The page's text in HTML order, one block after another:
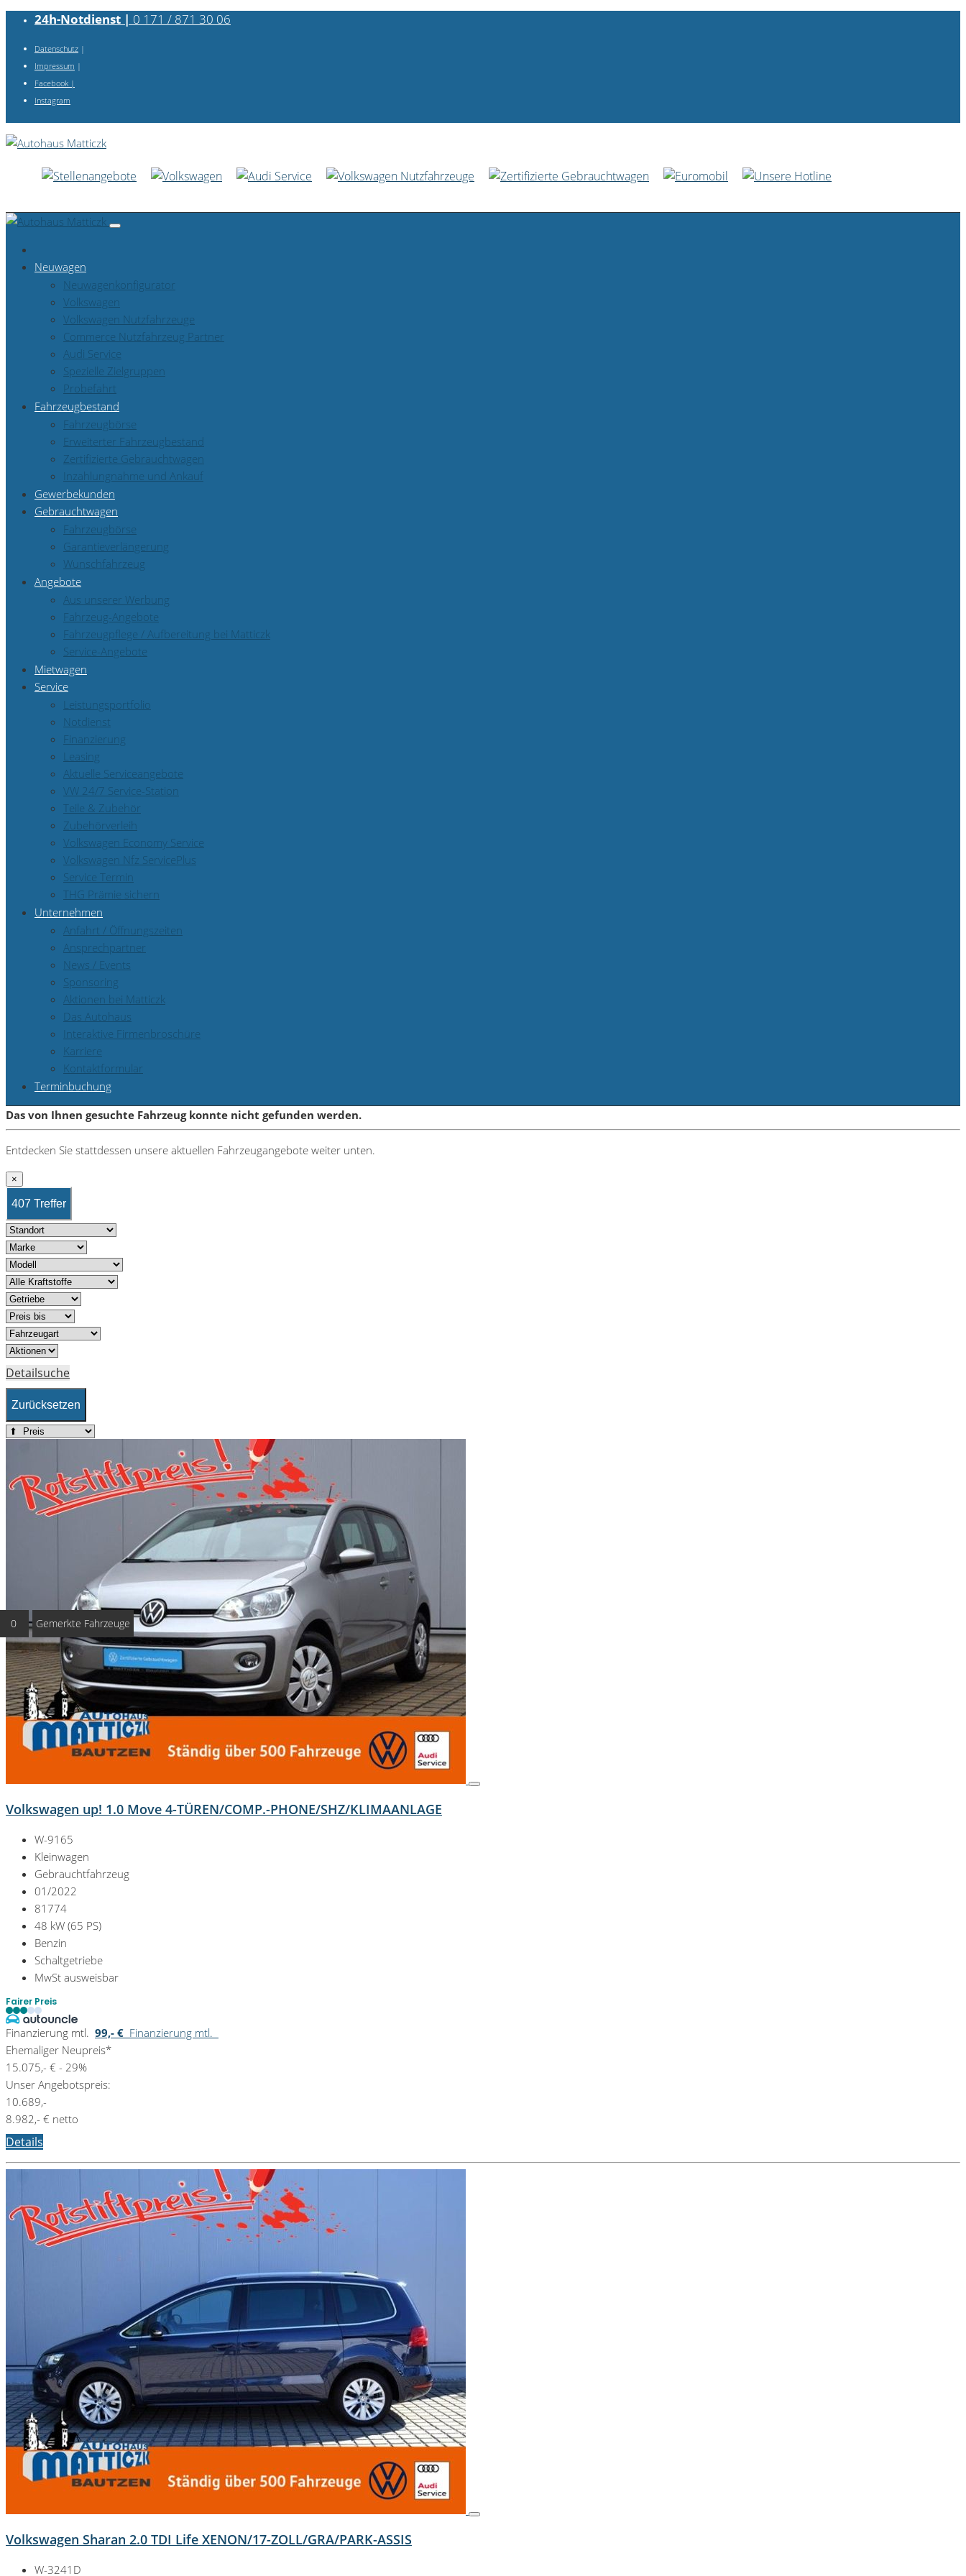
24h-Notdienst | 0 171 / 871 30 06
Datenschutz |
Impressum |
Facebook |
Instagram
Neuwagen
Neuwagenkonfigurator
Volkswagen
Volkswagen Nutzfahrzeuge
Commerce Nutzfahrzeug Partner
Audi Service
Spezielle Zielgruppen
Probefahrt
Fahrzeugbestand
Fahrzeugbörse
Erweiterter Fahrzeugbestand
Zertifizierte Gebrauchtwagen
Inzahlungnahme und Ankauf
Gewerbekunden
Gebrauchtwagen
Fahrzeugbörse
Garantieverlängerung
Wunschfahrzeug
Angebote
Aus unserer Werbung
Fahrzeug-Angebote
Fahrzeugpflege / Aufbereitung bei Matticzk
Service-Angebote
Mietwagen
Service
Leistungsportfolio
Notdienst
Finanzierung
Leasing
Aktuelle Serviceangebote
VW 24/7 Service-Station
Teile & Zubehör
Zubehörverleih
Volkswagen Economy Service
Volkswagen Nfz ServicePlus
Service Termin
THG Prämie sichern
Unternehmen
Anfahrt / Öffnungszeiten
Ansprechpartner
News / Events
Sponsoring
Aktionen bei Matticzk
Das Autohaus
Interaktive Firmenbroschüre
Karriere
Kontaktformular
Terminbuchung
Das von Ihnen gesuchte Fahrzeug konnte nicht gefunden werden.
Entdecken Sie stattdessen unsere aktuellen Fahrzeugangebote weiter unten.
×
407 Treffer
Detailsuche
Zurücksetzen
Volkswagen up! 1.0 Move 4-TÜREN/COMP.-PHONE/SHZ/KLIMAANLAGE
W-9165
Kleinwagen
Gebrauchtfahrzeug
01/2022
81774
48 kW (65 PS)
Benzin
Schaltgetriebe
MwSt ausweisbar
Fairer Preis
Finanzierung mtl. 99,- € Finanzierung mtl.
Ehemaliger Neupreis*
15.075,- € - 29%
Unser Angebotspreis:
10.689,-
8.982,- € netto
Details
Volkswagen Sharan 2.0 TDI Life XENON/17-ZOLL/GRA/PARK-ASSIS
W-3241D
0 Gemerkte Fahrzeuge